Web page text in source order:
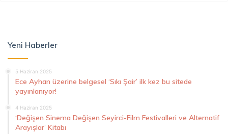
Yeni Haberler
5 Haziran 2025
Ece Ayhan üzerine belgesel ‘Sıkı Şair’ ilk kez bu sitede
yayınlanıyor!
4 Haziran 2025
‘Değişen Sinema Değişen Seyirci-Film Festivalleri ve Alternatif
Arayışlar’ Kitabı